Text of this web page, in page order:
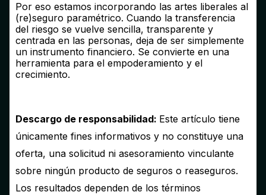
Por eso estamos incorporando las artes liberales al
(re)seguro paramétrico. Cuando la transferencia
del riesgo se vuelve sencilla, transparente y
centrada en las personas, deja de ser simplemente
un instrumento financiero. Se convierte en una
herramienta para el empoderamiento y el
crecimiento.
Descargo de responsabilidad: Este artículo tiene
únicamente fines informativos y no constituye una
oferta, una solicitud ni asesoramiento vinculante
sobre ningún producto de seguros o reaseguros.
Los resultados dependen de los términos